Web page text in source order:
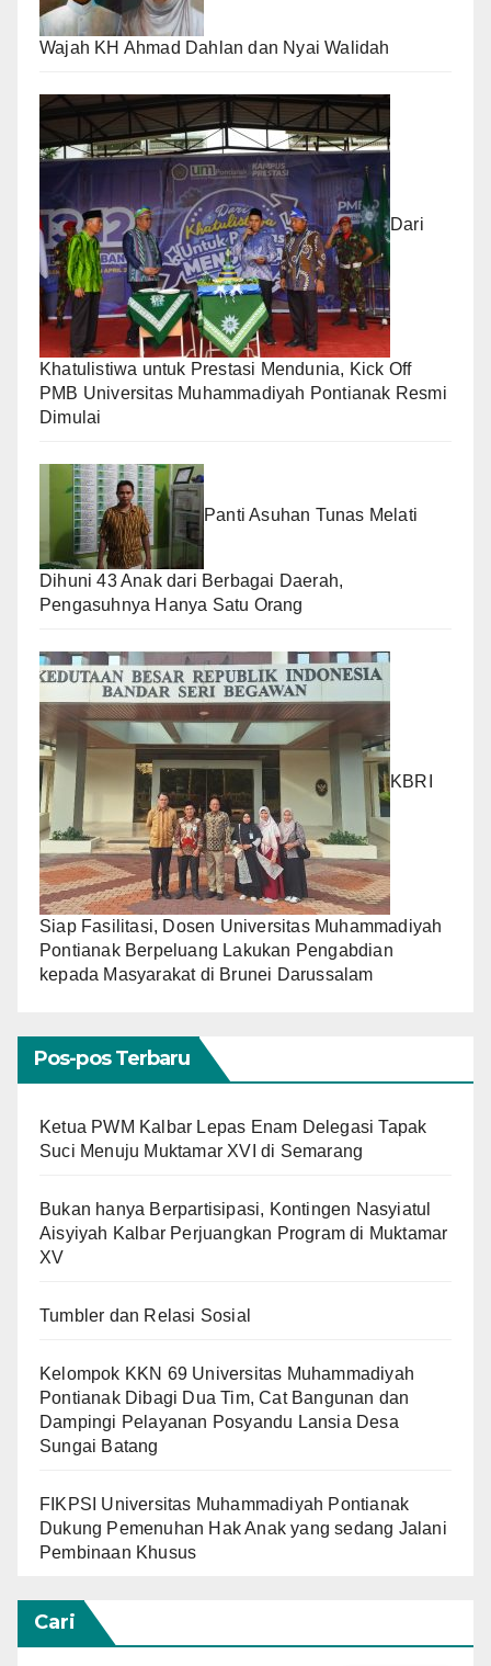
Wajah KH Ahmad Dahlan dan Nyai Walidah
Dari
Khatulistiwa untuk Prestasi Mendunia, Kick Off
PMB Universitas Muhammadiyah Pontianak Resmi
Dimulai
Panti Asuhan Tunas Melati
Dihuni 43 Anak dari Berbagai Daerah,
Pengasuhnya Hanya Satu Orang
KBRI
Siap Fasilitasi, Dosen Universitas Muhammadiyah
Pontianak Berpeluang Lakukan Pengabdian
kepada Masyarakat di Brunei Darussalam
Pos-pos Terbaru
Ketua PWM Kalbar Lepas Enam Delegasi Tapak
Suci Menuju Muktamar XVI di Semarang
Bukan hanya Berpartisipasi, Kontingen Nasyiatul
Aisyiyah Kalbar Perjuangkan Program di Muktamar
XV
Tumbler dan Relasi Sosial
Kelompok KKN 69 Universitas Muhammadiyah
Pontianak Dibagi Dua Tim, Cat Bangunan dan
Dampingi Pelayanan Posyandu Lansia Desa
Sungai Batang
FIKPSI Universitas Muhammadiyah Pontianak
Dukung Pemenuhan Hak Anak yang sedang Jalani
Pembinaan Khusus
Cari